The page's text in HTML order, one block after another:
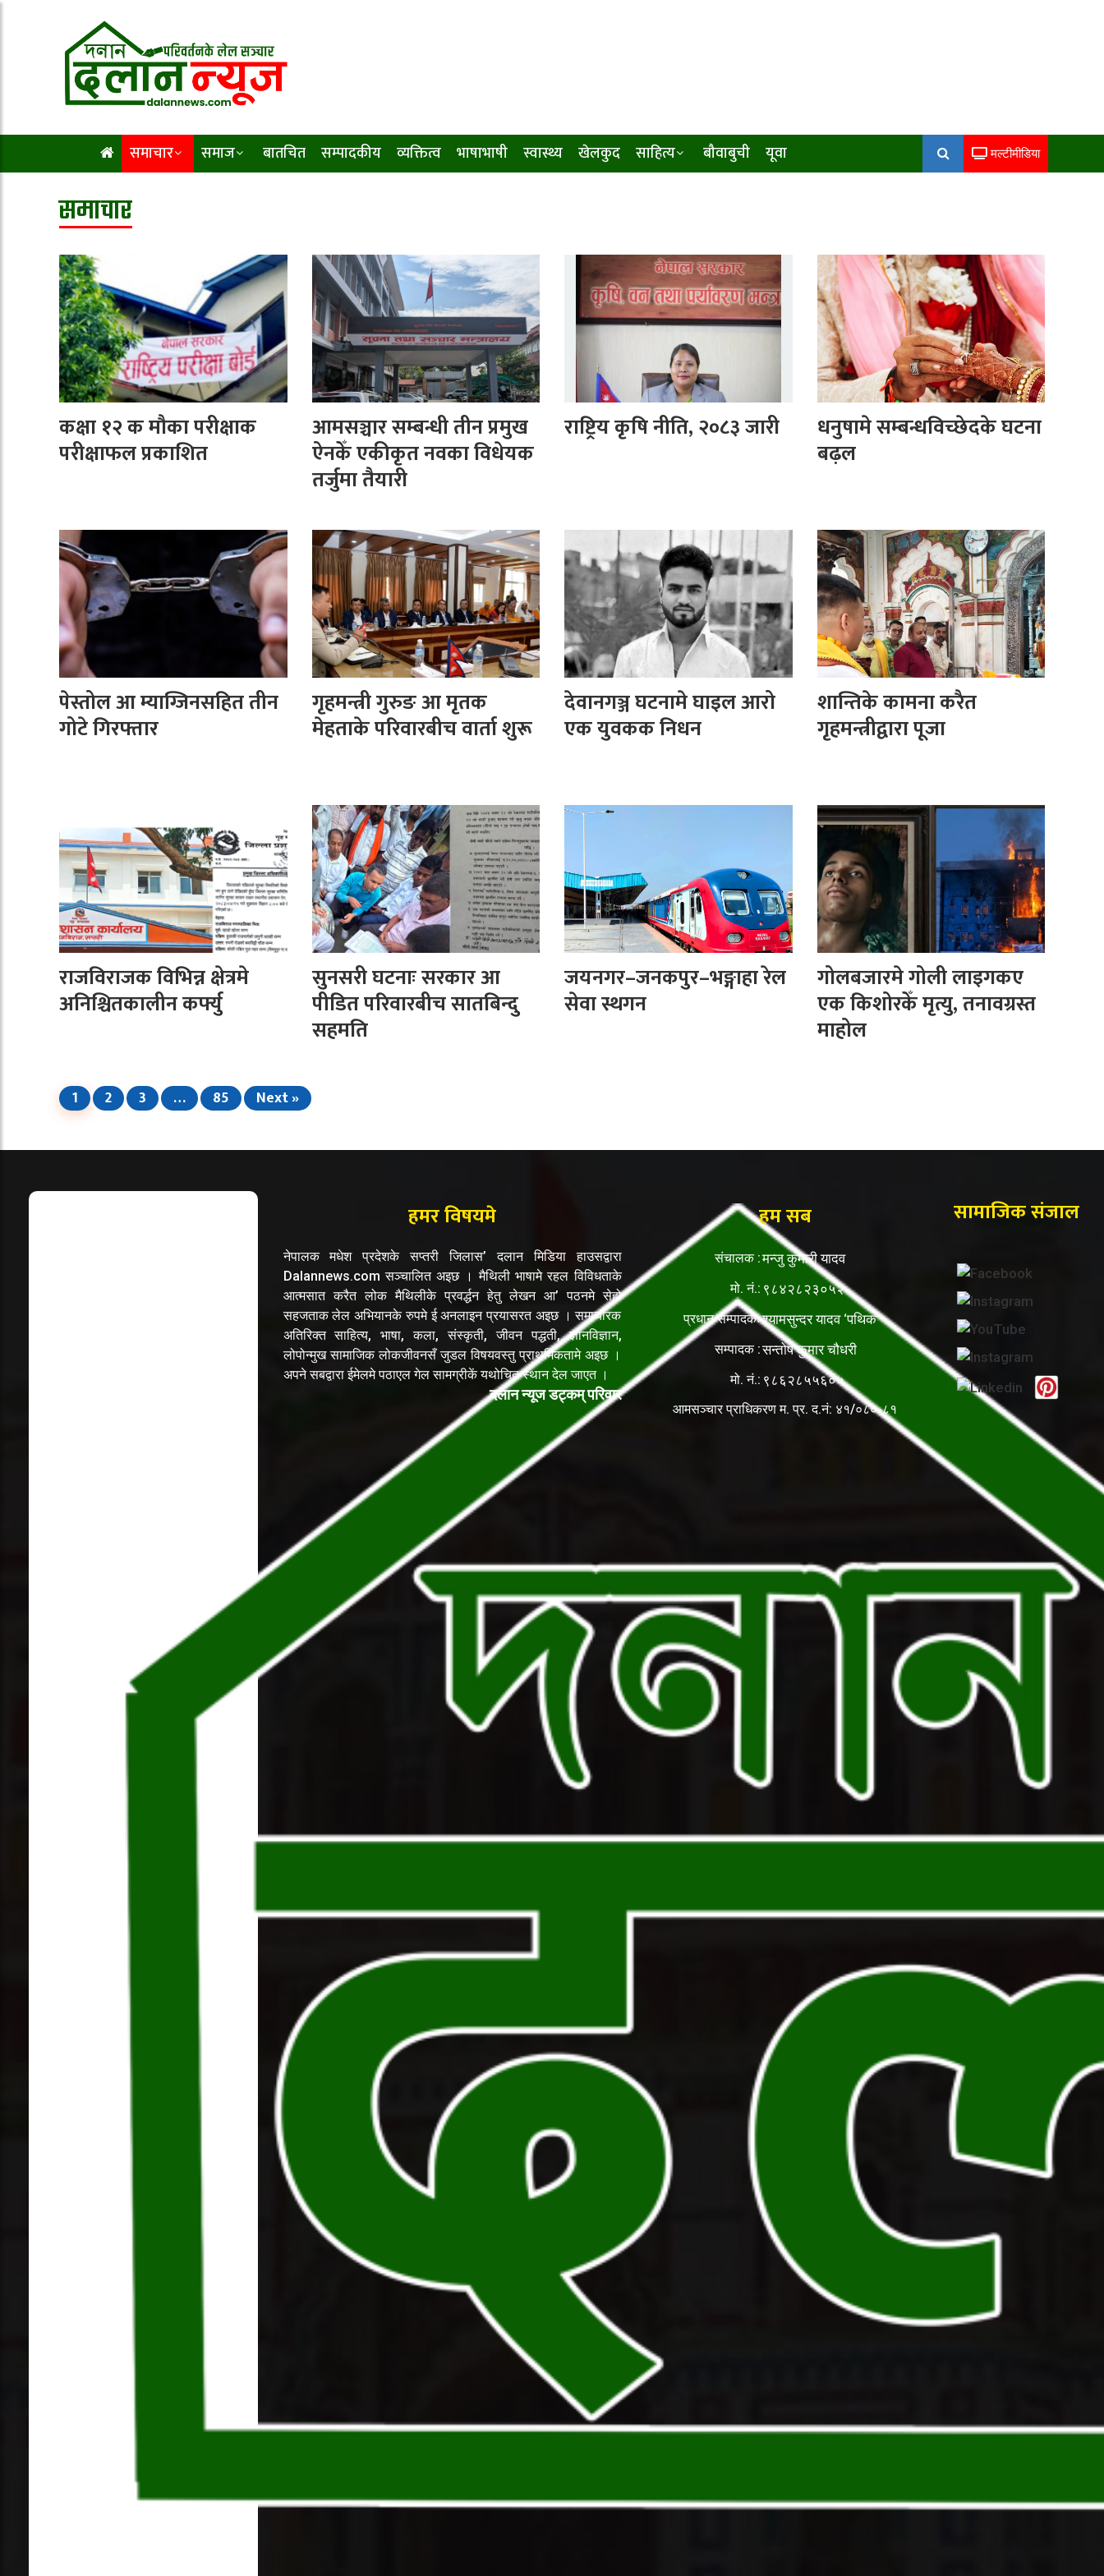
समाचार समाज बातचित सम्पादकीय व्यक्तित्व भाषाभाषी स्वास्थ्य खेलकुद साहित्य बौवाबुची यूवा मल्टीमीडिया
समाचार
कक्षा १२ क मौका परीक्षाक
परीक्षाफल प्रकाशित
आमसञ्चार सम्बन्धी तीन प्रमुख
ऐनकेँ एकीकृत नवका विधेयक
तर्जुमा तैयारी
राष्ट्रिय कृषि नीति, २०८३ जारी धनुषामे सम्बन्धविच्छेदके घटना
बढ़ल
पेस्तोल आ म्याग्जिनसहित तीन
गोटे गिरफ्तार
गृहमन्त्री गुरुङ आ मृतक
मेहताके परिवारबीच वार्ता शुरू
देवानगञ्ज घटनामे घाइल आरो
एक युवकक निधन
शान्तिके कामना करैत
गृहमन्त्रीद्वारा पूजा
राजविराजक विभिन्न क्षेत्रमे
अनिश्चितकालीन कर्फ्यु
सुनसरी घटनाः सरकार आ
पीडित परिवारबीच सातबिन्दु
सहमति
जयनगर–जनकपुर–भङ्गाहा रेल
सेवा स्थगन
गोलबजारमे गोली लाइगकए
एक किशोरकेँ मृत्यु, तनावग्रस्त
माहोल
1 2 3 … 85 Next »
हमर विषयमे
नेपालक मधेश प्रदेशके सप्तरी जिलास’ दलान मिडिया हाउसद्वारा
Dalannews.com सञ्चालित अइछ । मैथिली भाषामे रहल विविधताके
आत्मसात करैत लोक मैथिलीके प्रवर्द्धन हेतु लेखन आ’ पठनमे सेहो
सहजताक लेल अभियानके रुपमे ई अनलाइन प्रयासरत अइछ । समाचारक
अतिरिक्त साहित्य, भाषा, कला, संस्कृती, जीवन पद्धती, ज्ञानविज्ञान,
लोपोन्मुख सामाजिक लोकजीवनसँ जुडल विषयवस्तु प्राथमिकतामे अइछ ।
अपने सबद्वारा ईमेलमे पठाएल गेल सामग्रीकें यथोचित स्थान देल जाएत ।
दलान न्यूज डट्कम् परिवार
हम सब
संचालक :मन्जु कुमारी यादव
मो. नं.: ९८४२८२३०५२
प्रधान सम्पादकःश्यामसुन्दर यादव ‘पथिक’
सम्पादक :सन्तोष कुमार चौधरी
मो. नं.: ९८६२८५५६०५
आमसञ्चार प्राधिकरण म. प्र. द.नं: ४१/०८०-८१
सामाजिक संजाल